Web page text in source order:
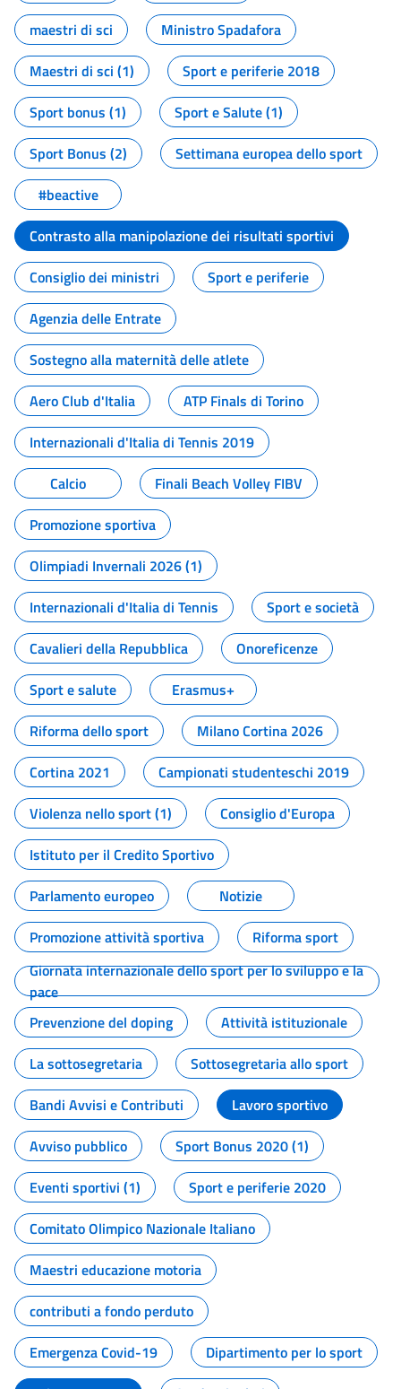
maestri di sci
Ministro Spadafora
Maestri di sci (1)
Sport e periferie 2018
Sport bonus (1)
Sport e Salute (1)
Sport Bonus (2)
Settimana europea dello sport
#beactive
Contrasto alla manipolazione dei risultati sportivi
Consiglio dei ministri
Sport e periferie
Agenzia delle Entrate
Sostegno alla maternità delle atlete
Aero Club d'Italia
ATP Finals di Torino
Internazionali d'Italia di Tennis 2019
Calcio
Finali Beach Volley FIBV
Promozione sportiva
Olimpiadi Invernali 2026 (1)
Internazionali d'Italia di Tennis
Sport e società
Cavalieri della Repubblica
Onoreficenze
Sport e salute
Erasmus+
Riforma dello sport
Milano Cortina 2026
Cortina 2021
Campionati studenteschi 2019
Violenza nello sport (1)
Consiglio d'Europa
Istituto per il Credito Sportivo
Parlamento europeo
Notizie
Promozione attività sportiva
Riforma sport
Giornata internazionale dello sport per lo sviluppo e la
pace
Prevenzione del doping
Attività istituzionale
La sottosegretaria
Sottosegretaria allo sport
Bandi Avvisi e Contributi
Lavoro sportivo
Avviso pubblico
Sport Bonus 2020 (1)
Eventi sportivi (1)
Sport e periferie 2020
Comitato Olimpico Nazionale Italiano
Maestri educazione motoria
contributi a fondo perduto
Emergenza Covid-19
Dipartimento per lo sport